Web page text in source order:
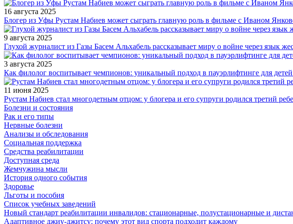
16 августа 2025
Блогер из Уфы Рустам Набиев может сыграть главную роль в фильме с Иваном
9 августа 2025
Глухой журналист из Газы Басем Альхабель рассказывает миру о войне через язык
3 августа 2025
Как филолог воспитывает чемпионов: уникальный подход в пауэрлифтинге для
11 июня 2025
Рустам Набиев стал многодетным отцом: у блогера и его супруги родился третий
Болезни и состояния
Рак и его типы
Нервные болезни
Анализы и обследования
Социальная поддержка
Средства реабилитации
Доступная среда
Жемчужина мысли
История одного события
Здоровье
Льготы и пособия
Список учебных заведений
Новый стандарт реабилитации инвалидов: стационарные, полустационарные и
Адаптивное джиу-джитсу: почему этот вид спорта подходит каждому